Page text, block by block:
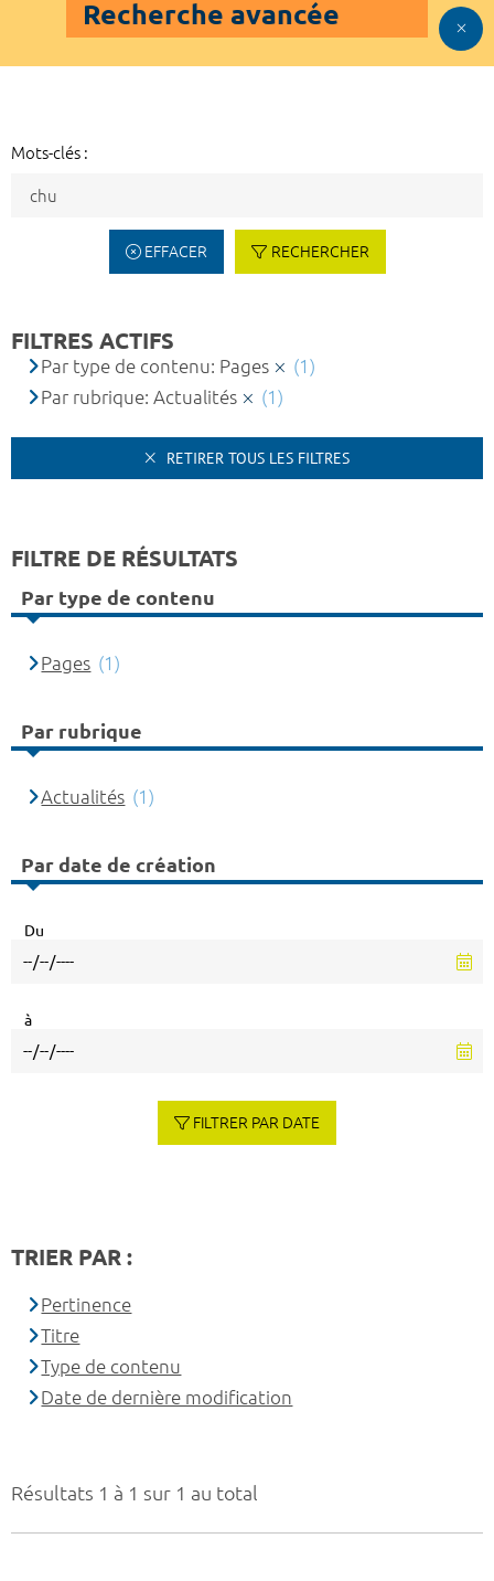
Recherche avancée
Mots-clés :
EFFACER RECHERCHER
Résultats 1 à 1 sur 1 au total
FILTRES ACTIFS
Par type de contenu: Pages
(1)
Par rubrique: Actualités
(1)
RETIRER TOUS LES FILTRES
FILTRE DE RÉSULTATS
Par type de contenu
Pages (1)
Par rubrique
Actualités (1)
Par date de création
Du
à
FILTRER PAR DATE
TRIER PAR :
Pertinence
Titre
Type de contenu
Date de dernière modification